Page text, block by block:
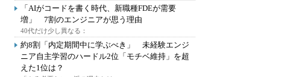
「AIがコードを書く時代、新職種FDEが需要
増」 7割のエンジニアが思う理由
40代だけ少し異なる：
約8割「内定期間中に学ぶべき」 未経験エンジ
ニア自主学習のハードル2位「モチベ維持」を超
えた1位は？